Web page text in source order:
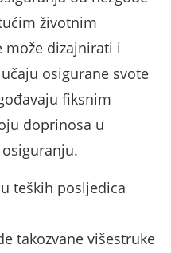
životnim
može dizajnirati i
osigurane svote
fiksnim
doprinosa u
teških posljedica
takozvane višestruke